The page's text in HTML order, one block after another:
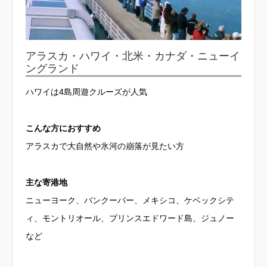
アラスカ・ハワイ・北米・カナダ・ニューイ
ングランド
ハワイは4島周遊クルーズが人気
こんな方におすすめ
アラスカで大自然や氷河の崩落が見たい方
主な寄港地
ニューヨーク、バンクーバー、メキシコ、ケベックシテ
ィ、モントリオール、プリンスエドワード島、ジュノー
など